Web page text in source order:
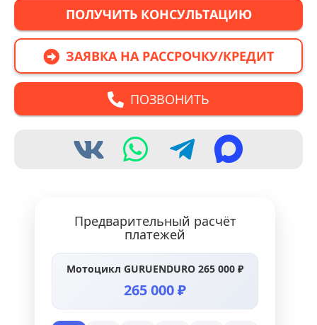
ПОЛУЧИТЬ КОНСУЛЬТАЦИЮ
ЗАЯВКА НА РАССРОЧКУ/КРЕДИТ
ПОЗВОНИТЬ
Предварительный расчёт
платежей
Мотоцикл GURUENDURO 265 000 ₽
265 000 ₽